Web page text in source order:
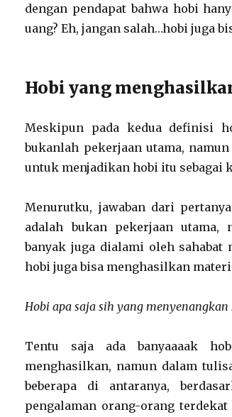
dengan pendapat bahwa hobi
uang? Eh, jangan salah…hobi juga
Hobi yang
Meskipun pada kedua definisi
bukanlah pekerjaan utama,
untuk menjadikan hobi itu sebagai
Menurutku, jawaban dari
adalah bukan pekerjaan
banyak juga dialami oleh sahabat
hobi juga bisa menghasilkan
Hobi apa saja sih yang
Tentu saja ada banyaaaak
menghasilkan, namun dalam
beberapa di antaranya,
pengalaman orang-orang